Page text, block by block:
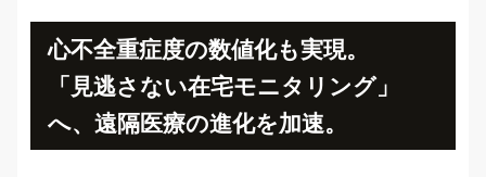
心不全重症度の数値化も実現。
「見逃さない在宅モニタリング」
へ、遠隔医療の進化を加速。